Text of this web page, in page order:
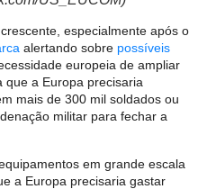
especialmente após o
alertando sobre possíveis
europeia de ampliar
que a Europa precisaria
mais de 300 mil soldados ou
militar para fechar a
em grande escala
a Europa precisaria gastar